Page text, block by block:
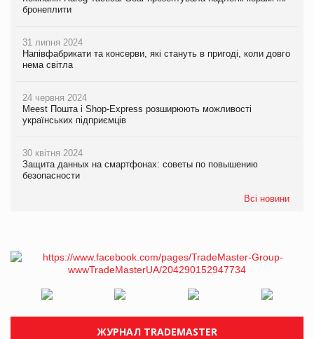
бронеплити
31 липня 2024
Напівфабрикати та консерви, які стануть в пригоді, коли довго
нема світла
24 червня 2024
Meest Пошта і Shop-Express розширюють можливості
українських підприємців
30 квітня 2024
Защита данных на смартфонах: советы по повышению
безопасности
Всі новини
ЖУРНАЛ TRADEMASTER